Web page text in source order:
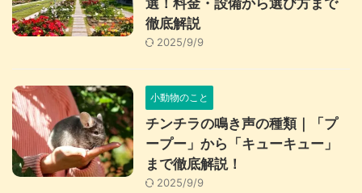
選！料金・設備から選び方まで
徹底解説
2025/9/9
小動物のこと
チンチラの鳴き声の種類｜「プ
ープー」から「キューキュー」
まで徹底解説！
2025/9/9